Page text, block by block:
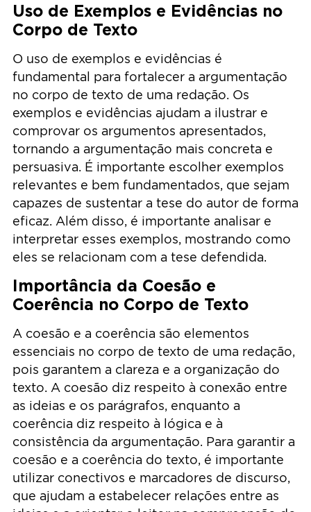
Uso de Exemplos e Evidências no
Corpo de Texto
O uso de exemplos e evidências é
fundamental para fortalecer a argumentação
no corpo de texto de uma redação. Os
exemplos e evidências ajudam a ilustrar e
comprovar os argumentos apresentados,
tornando a argumentação mais concreta e
persuasiva. É importante escolher exemplos
relevantes e bem fundamentados, que sejam
capazes de sustentar a tese do autor de forma
eficaz. Além disso, é importante analisar e
interpretar esses exemplos, mostrando como
eles se relacionam com a tese defendida.
Importância da Coesão e
Coerência no Corpo de Texto
A coesão e a coerência são elementos
essenciais no corpo de texto de uma redação,
pois garantem a clareza e a organização do
texto. A coesão diz respeito à conexão entre
as ideias e os parágrafos, enquanto a
coerência diz respeito à lógica e à
consistência da argumentação. Para garantir a
coesão e a coerência do texto, é importante
utilizar conectivos e marcadores de discurso,
que ajudam a estabelecer relações entre as